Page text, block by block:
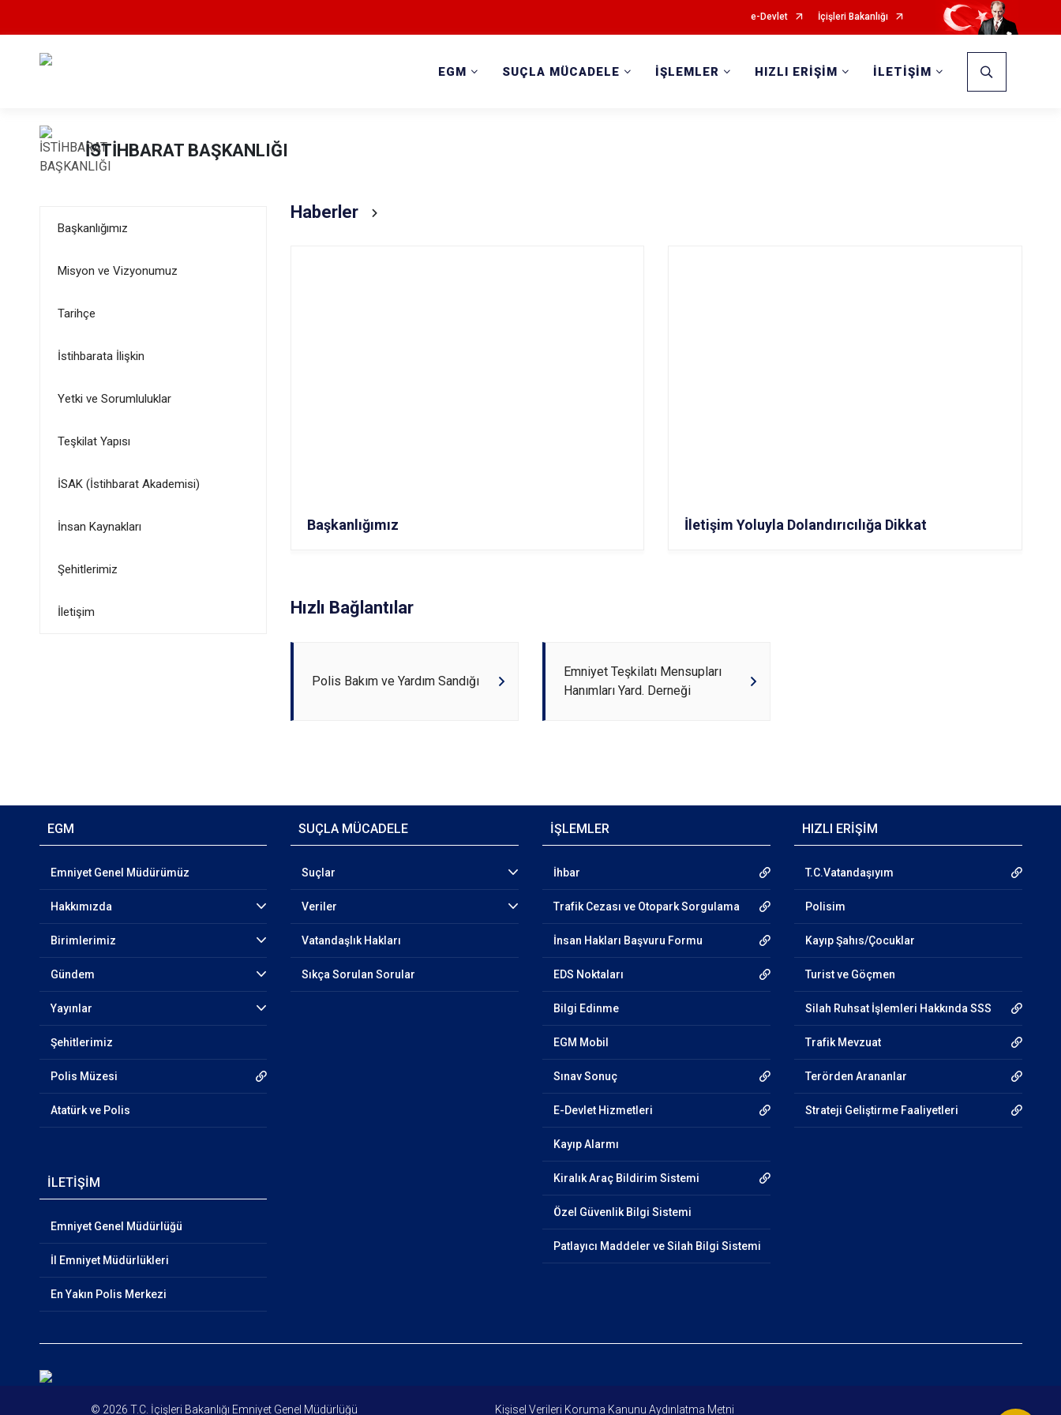
e-Devlet İçişleri Bakanlığı
EGM SUÇLA MÜCADELE İŞLEMLER HIZLI ERİŞİM İLETİŞİM
İSTİHBARAT BAŞKANLIĞI
Başkanlığımız
Misyon ve Vizyonumuz
Tarihçe
İstihbarata İlişkin
Yetki ve Sorumluluklar
Teşkilat Yapısı
İSAK (İstihbarat Akademisi)
İnsan Kaynakları
Şehitlerimiz
İletişim
Haberler
Başkanlığımız İletişim Yoluyla Dolandırıcılığa Dikkat
Hızlı Bağlantılar
Polis Bakım ve Yardım Sandığı
Emniyet Teşkilatı Mensupları
Hanımları Yard. Derneği
EGM
Emniyet Genel Müdürümüz
Hakkımızda
Birimlerimiz
Gündem
Yayınlar
Şehitlerimiz
Polis Müzesi
Atatürk ve Polis
SUÇLA MÜCADELE
Suçlar
Veriler
Vatandaşlık Hakları
Sıkça Sorulan Sorular
İŞLEMLER
İhbar
Trafik Cezası ve Otopark Sorgulama
İnsan Hakları Başvuru Formu
EDS Noktaları
Bilgi Edinme
EGM Mobil
Sınav Sonuç
E-Devlet Hizmetleri
Kayıp Alarmı
Kiralık Araç Bildirim Sistemi
Özel Güvenlik Bilgi Sistemi
Patlayıcı Maddeler ve Silah Bilgi Sistemi
HIZLI ERİŞİM
T.C.Vatandaşıyım
Polisim
Kayıp Şahıs/Çocuklar
Turist ve Göçmen
Silah Ruhsat İşlemleri Hakkında SSS
Trafik Mevzuat
Terörden Arananlar
Strateji Geliştirme Faaliyetleri
İLETİŞİM
Emniyet Genel Müdürlüğü
İl Emniyet Müdürlükleri
En Yakın Polis Merkezi
© 2026 T.C. İçişleri Bakanlığı Emniyet Genel Müdürlüğü Kişisel Verileri Koruma Kanunu Aydınlatma Metni